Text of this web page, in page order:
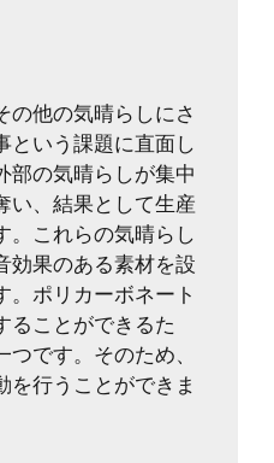
の他の気晴らしにさ
という課題に直面し
部の気晴らしが集中
い、結果として生産
。これらの気晴らし
効果のある素材を設
。ポリカーボネート
ることができるた
です。そのため、
を行うことができま